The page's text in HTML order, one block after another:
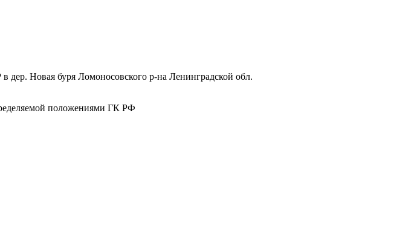
Новая буря Ломоносовского р-на Ленинградской обл.
положениями ГК РФ